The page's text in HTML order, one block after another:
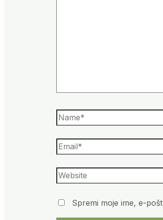
Spremi moje ime, e-